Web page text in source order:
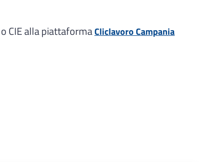
CIE alla piattaformaCliclavoro Campania